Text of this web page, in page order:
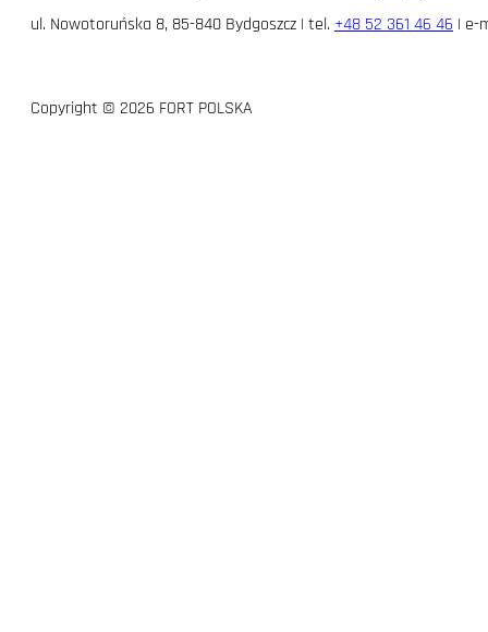
ul. Nowotoruńska 8, 85-840 Bydgoszcz | tel. +48 52 361 46 46 | e-
Copyright © 2026 FORT POLSKA